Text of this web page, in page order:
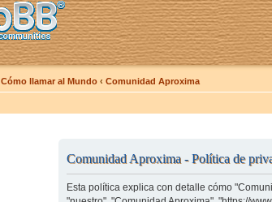
Cómo llamar al Mundo ‹ Comunidad Aproxima
Comunidad Aproxima - Política de
Esta política explica con detalle cómo